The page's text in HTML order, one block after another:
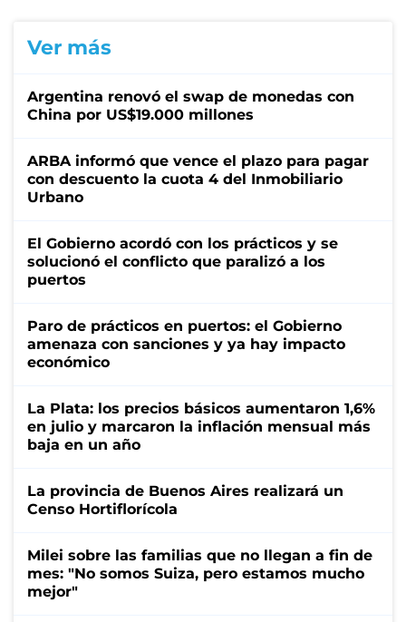
Ver más
Argentina renovó el swap de monedas con
China por US$19.000 millones
ARBA informó que vence el plazo para pagar
con descuento la cuota 4 del Inmobiliario
Urbano
El Gobierno acordó con los prácticos y se
solucionó el conflicto que paralizó a los
puertos
Paro de prácticos en puertos: el Gobierno
amenaza con sanciones y ya hay impacto
económico
La Plata: los precios básicos aumentaron 1,6%
en julio y marcaron la inflación mensual más
baja en un año
La provincia de Buenos Aires realizará un
Censo Hortiflorícola
Milei sobre las familias que no llegan a fin de
mes: "No somos Suiza, pero estamos mucho
mejor"